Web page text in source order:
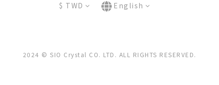
$ TWD English
2024 © SIO Crystal CO. LTD. ALL RIGHTS RESERVED.